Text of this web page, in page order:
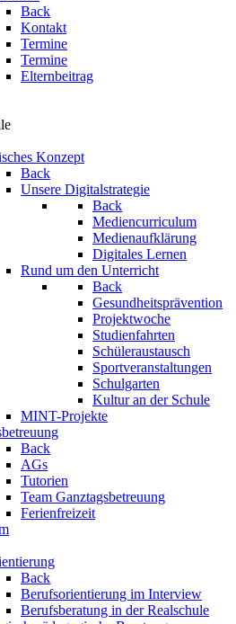
Back
Kontakt
Termine
Termine
Elternbeitrag
Konzept
Back
Unsere Digitalstrategie
Back
Mediencurriculum
Medienaufklärung
Digitales Lernen
Rund um den Unterricht
Back
Gesundheitsprävention
Projektwoche
Studienfahrten
Schüleraustausch
Sportveranstaltungen
Schulgarten
Kultur an der Schule
MINT-Projekte
Back
AGs
Tutorien
Team Ganztagsbetreuung
Ferienfreizeit
Back
Berufsorientierung im Interview
Berufsberatung in der Realschule